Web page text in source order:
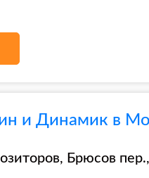
и Динамик в
Брюсов